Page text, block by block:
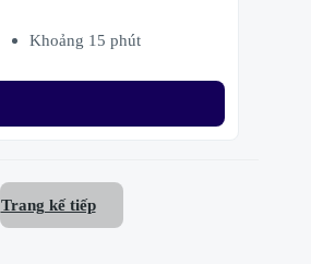
Khoảng 15 phút
Trang kế tiếp